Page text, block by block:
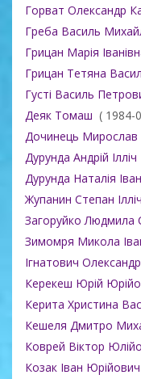
Горват Олександр
Греба Василь
Грицан Марія
Грицан Тетяна
Густі Василь
Деяк Томаш ( 1984-
Дочинець Мирослав
Дурунда Андрій Ілліч
Дурунда Наталія
Жупанин Степан Ілліч
Загоруйко Людмила
Зимомря Микола
Ігнатович
Керекеш Юрій
Керита Христина
Кешеля Дмитро
Коврей Віктор
Козак Іван Юрійович